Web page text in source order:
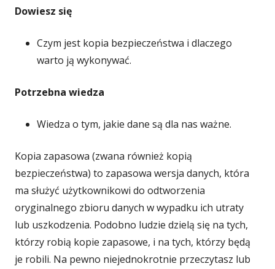
oknie
nowym
Dowiesz się
Czym jest kopia bezpieczeństwa i dlaczego
warto ją wykonywać.
Potrzebna wiedza
Wiedza o tym, jakie dane są dla nas ważne.
Kopia zapasowa (zwana również kopią
bezpieczeństwa) to zapasowa wersja danych, która
ma służyć użytkownikowi do odtworzenia
oryginalnego zbioru danych w wypadku ich utraty
lub uszkodzenia. Podobno ludzie dzielą się na tych,
którzy robią kopie zapasowe, i na tych, którzy będą
je robili. Na pewno niejednokrotnie przeczytasz lub